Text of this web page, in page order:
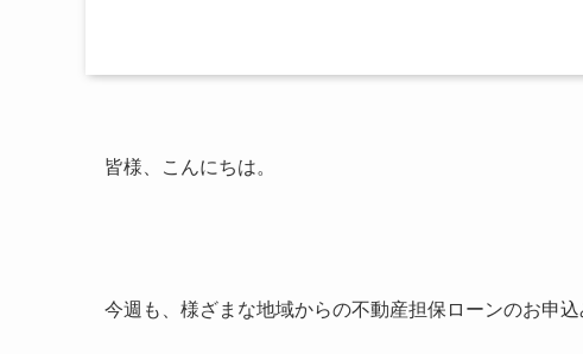
皆様、こんにちは。
今週も、様ざまな地域からの不動産担保ローンのお申